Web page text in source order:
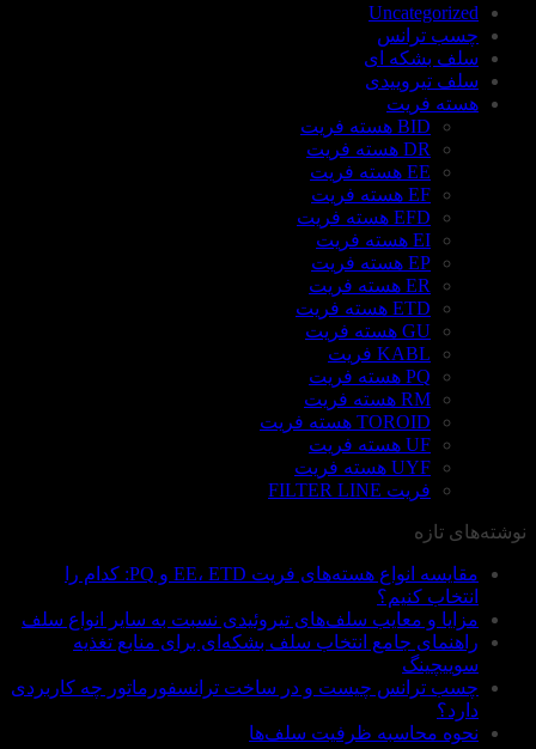
Uncategorized
چسب ترانس
سلف بشکه ای
سلف تیروییدی
هسته فریت
BID هسته فریت
DR هسته فریت
EE هسته فریت
EF هسته فریت
EFD هسته فریت
EI هسته فریت
EP هسته فریت
ER هسته فریت
ETD هسته فریت
GU هسته فریت
KABL فریت
PQ هسته فریت
RM هسته فریت
TOROID هسته فریت
UF هسته فریت
UYF هسته فریت
فریت FILTER LINE
نوشته‌های تازه
مقایسه انواع هسته‌های فریت EE، ETD و PQ: کدام را
انتخاب کنیم؟
مزایا و معایب سلف‌های تیروئیدی نسبت به سایر انواع سلف
راهنمای جامع انتخاب سلف بشکه‌ای برای منابع تغذیه
سوییچینگ
چسب ترانس چیست و در ساخت ترانسفورماتور چه کاربردی
دارد؟
نحوه محاسبه ظرفیت سلف‌ها